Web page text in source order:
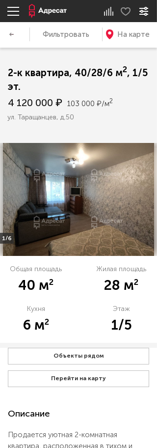
Фильтровать На карте
2-к квартира, 40/28/6 м2, 1/5
эт.
4 120 000 ₽ 103 000 ₽/м2
ул. Таращанцев, д.50
1/6
Общая площадь
40 м2
Жилая площадь
28 м2
Кухня
6 м2
Этаж
1/5
Объекты рядом
Перейти на карту
Описание
Продается уютная 2-комнатная
квартира, расположенная в тихом и